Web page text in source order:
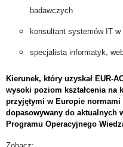
badawczych
konsultant systemów IT
specjalista informatyk,
Kierunek, który uzyskał EUR-
wysoki poziom kształcenia na
przyjętymi w Europie
dopasowywany do aktualnych
Programu Operacyjnego